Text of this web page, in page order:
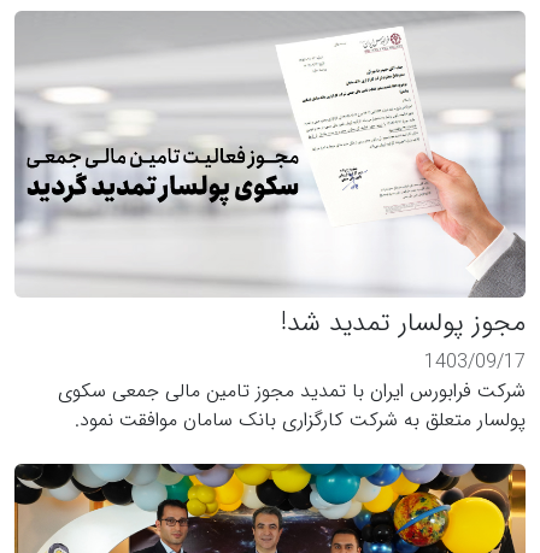
مجوز پولسار تمدید شد!
1403/09/17
شرکت فرابورس ایران با تمدید مجوز تامین مالی جمعی سکوی
پولسار متعلق به شرکت کارگزاری بانک سامان موافقت نمود.